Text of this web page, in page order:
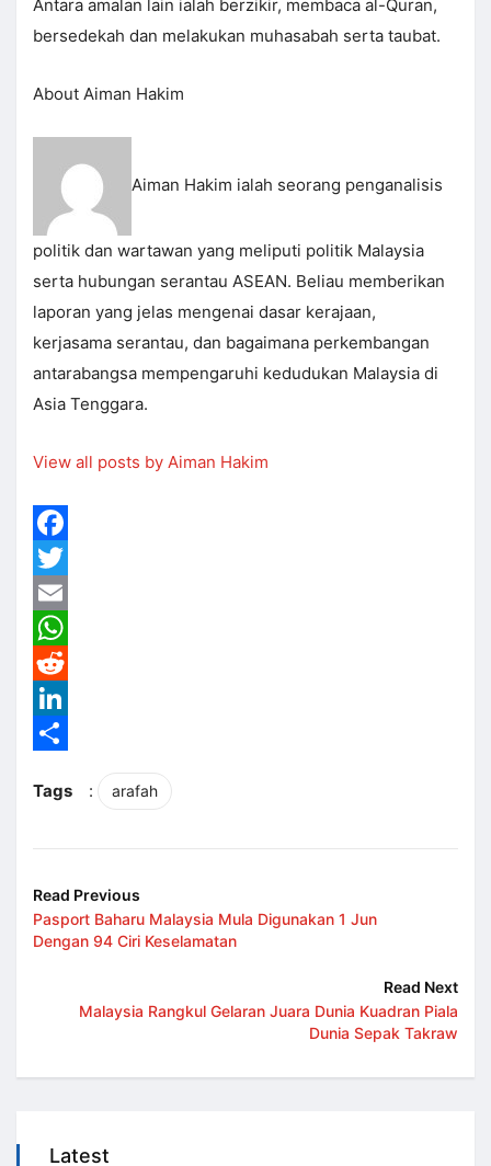
Antara amalan lain ialah berzikir, membaca al-Quran,
bersedekah dan melakukan muhasabah serta taubat.
About Aiman Hakim
Aiman Hakim ialah seorang penganalisis
politik dan wartawan yang meliputi politik Malaysia
serta hubungan serantau ASEAN. Beliau memberikan
laporan yang jelas mengenai dasar kerajaan,
kerjasama serantau, dan bagaimana perkembangan
antarabangsa mempengaruhi kedudukan Malaysia di
Asia Tenggara.
View all posts by Aiman Hakim
Facebook
Twitter
Email
WhatsApp
Reddit
LinkedIn
Tags
: arafah
Read Previous
Pasport Baharu Malaysia Mula Digunakan 1 Jun
Dengan 94 Ciri Keselamatan
Read Next
Malaysia Rangkul Gelaran Juara Dunia Kuadran Piala
Dunia Sepak Takraw
Latest